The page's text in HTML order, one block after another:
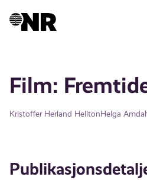
Film:
Kristoffer Herland HelltonHelga